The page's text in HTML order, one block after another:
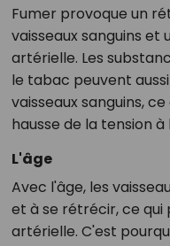
Fumer provoque un
vaisseaux sanguins et
artérielle. Les
le tabac peuvent
vaisseaux sanguins,
hausse de la tension
L'âge
Avec l'âge, les
et à se rétrécir, ce
artérielle. C'est